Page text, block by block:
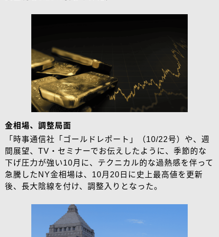
金相場、調整局面
「時事通信社「ゴールドレポート」（10/22号）や、週
間展望、TV・セミナーでお伝えしたように、季節的な
下げ圧力が強い10月に、テクニカル的な過熱感を伴って
急騰したNY金相場は、10月20日に史上最高値を更新
後、長大陰線を付け、調整入りとなった。